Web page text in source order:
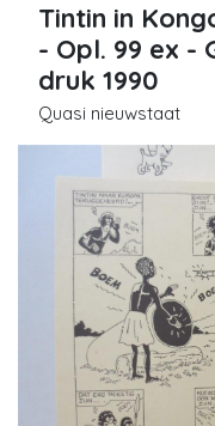
Tintin in
- Opl. 99 ex -
druk 1990
Quasi nieuwstaat